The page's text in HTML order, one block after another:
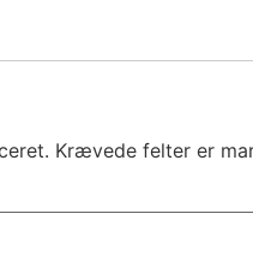
Krævede felter er